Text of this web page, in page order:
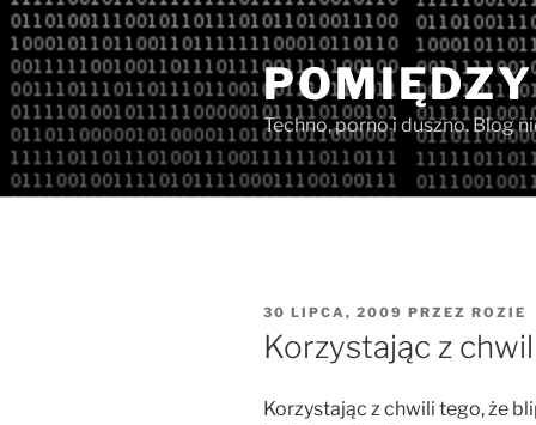
Przejdź
do
treści
Techno, porno i duszno. Blog
OPUBLIKOWANE
W
30 LIPCA, 2009 PRZEZ ROZIE
Korzystając z
Korzystając z chwili tego, że